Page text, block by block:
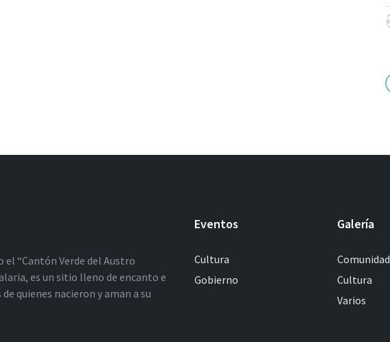
el “Cantón Verde del Austro
es un sitio lleno de encanto e
quienes nacieron y aman a su
Eventos
Cultura
Gobierno
Galería
Comunidad
Cultura
Varios